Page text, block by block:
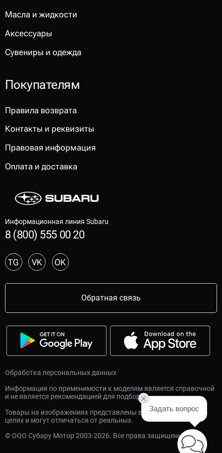
Масла и жидкости
Аксессуары
Сувениры и одежда
Покупателям
Правила возврата
Контакты и реквизиты
Правовая информация
Оплата и доставка
Информационная линия Subaru
8 (800) 555 00 20
TG VK OK
Обратная связь
Обработка персональных данных
Информация по применимости к моделям является справочной
и не является рекомендацией для подбора.
Товары на изображениях представлены в ознакомительных
целях и могут отличаться от реальных.
© ООО Субару Мотор 2003-2026. Все права защищены.
Задать вопрос